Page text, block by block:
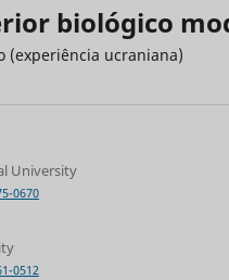
biológico
(experiência ucraniana)
University
0670
0512